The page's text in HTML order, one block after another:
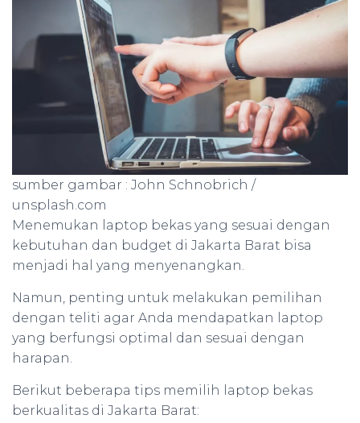
sumber gambar : John Schnobrich /
unsplash.com
Menemukan laptop bekas yang sesuai dengan
kebutuhan dan budget di Jakarta Barat bisa
menjadi hal yang menyenangkan.
Namun, penting untuk melakukan pemilihan
dengan teliti agar Anda mendapatkan laptop
yang berfungsi optimal dan sesuai dengan
harapan.
Berikut beberapa tips memilih laptop bekas
berkualitas di Jakarta Barat: